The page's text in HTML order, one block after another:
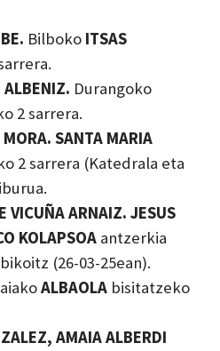
Bilboko ITSAS
Durangoko
2 sarrera.
SANTA MARIA
2 sarrera (Katedrala eta
VICUÑA ARNAIZ. JESUS
KOLAPSOA antzerkia
(26-03-25ean).
ALBAOLA bisitatzeko
AMAIA ALBERDI